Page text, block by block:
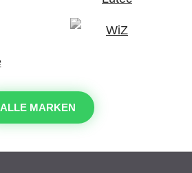
ALLE MARKEN